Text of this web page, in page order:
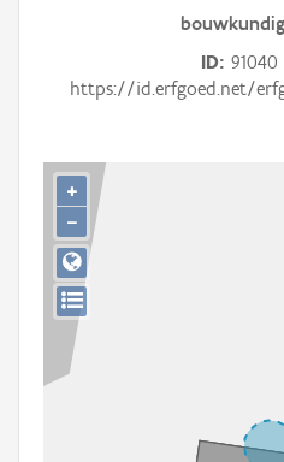
Gebeurtenis
Persoon of collectief
Downloads
Hergebruik
Aanmelden
bouwkundig
ID 91040
https://id.erfgoed.net/
+
−